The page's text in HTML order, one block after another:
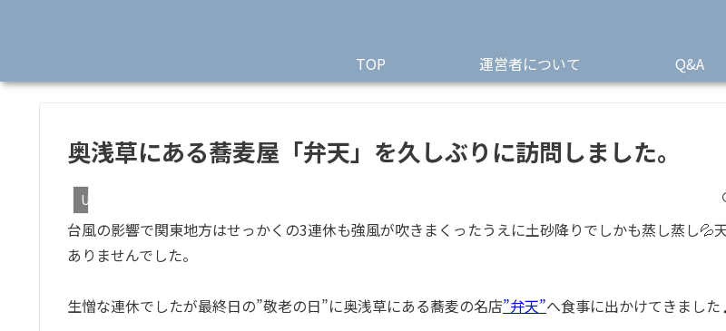
TOP 運営者について Q&A
奥浅草にある蕎麦屋「弁天」を久しぶりに訪問しました。
Uncategorized
台風の影響で関東地方はせっかくの3連休も強風が吹きまくったうえに土砂降りでしかも蒸し蒸し💦
ありませんでした。
生憎な連休でしたが最終日の”敬老の日”に奥浅草にある蕎麦の名店”弁天”へ食事に出かけてきまし